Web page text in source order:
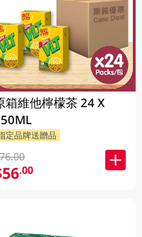
箱維他檸檬茶 24 X
定品牌送贈品
.00